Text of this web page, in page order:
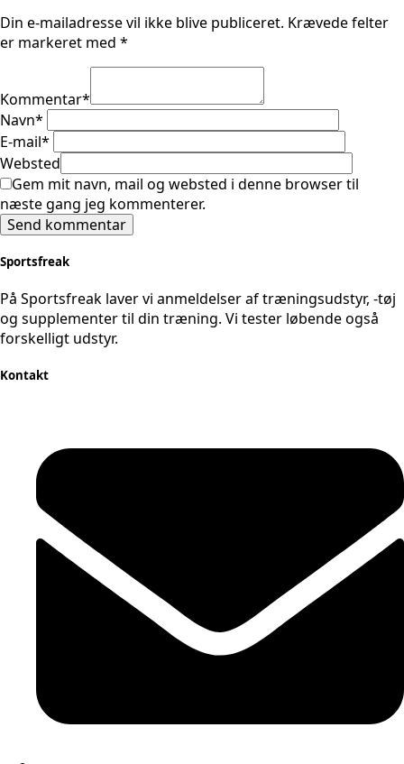
Din e-mailadresse vil ikke blive publiceret. Krævede felter
er markeret med *
Kommentar*
Navn*
E-mail*
Websted
Gem mit navn, mail og websted i denne browser til
næste gang jeg kommenterer.
Sportsfreak
På Sportsfreak laver vi anmeldelser af træningsudstyr, -tøj
og supplementer til din træning. Vi tester løbende også
forskelligt udstyr.
Kontakt